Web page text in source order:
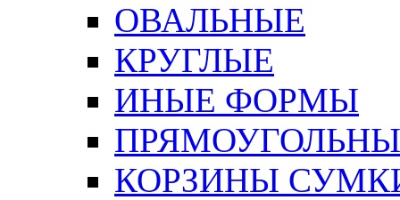
ОВАЛЬНЫЕ
КРУГЛЫЕ
ИНЫЕ ФОРМЫ
КОРЗИНЫ